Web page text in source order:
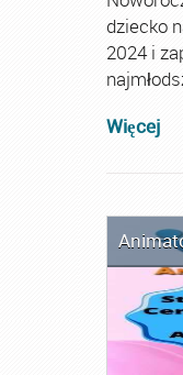
dziecko
2024 i
Więcej